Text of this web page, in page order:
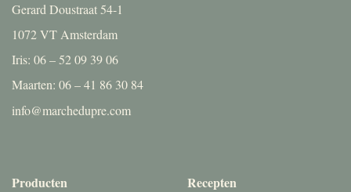
Gerard Doustraat 54-1
1072 VT Amsterdam
Iris: 06 – 52 09 39 06
Maarten: 06 – 41 86 30 84
info@marchedupre.com
Producten Recepten